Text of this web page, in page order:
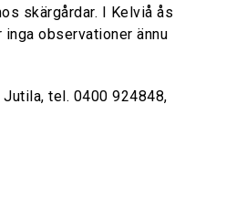
skärgårdar. I Kelviå ås
observationer ännu
Jutila, tel. 0400 924848,